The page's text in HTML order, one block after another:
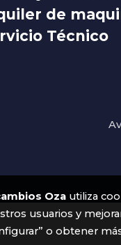
de
Técnico
Ozautiliza
usuarios y
o obtener